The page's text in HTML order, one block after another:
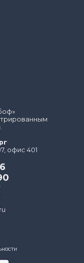
офис 401